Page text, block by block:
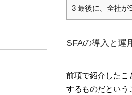
3 最後に、全社が
SFAの導入と運
前項で紹介したこ
するものだという